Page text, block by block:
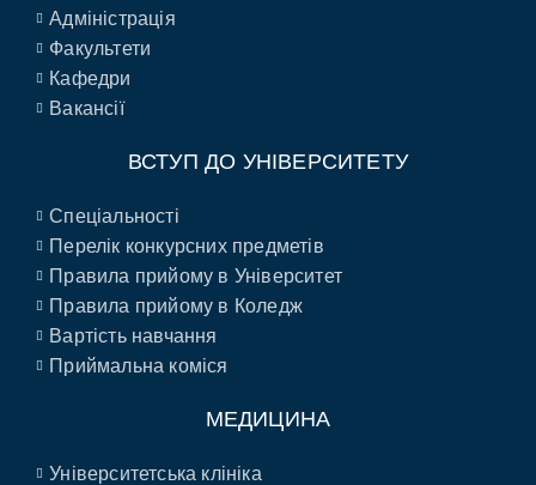
Адміністрація
Факультети
Кафедри
Вакансії
ВСТУП ДО УНІВЕРСИТЕТУ
Спеціальності
Перелік конкурсних предметів
Правила прийому в Університет
Правила прийому в Коледж
Вартість навчання
Приймальна коміся
МЕДИЦИНА
Університетська клініка